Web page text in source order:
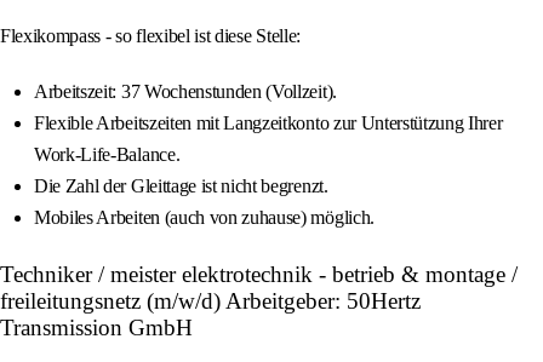
Flexikompass - so flexibel ist diese Stelle:
Arbeitszeit: 37 Wochenstunden (Vollzeit).
Flexible Arbeitszeiten mit Langzeitkonto zur Unterstützung Ihrer
Work-Life-Balance.
Die Zahl der Gleittage ist nicht begrenzt.
Mobiles Arbeiten (auch von zuhause) möglich.
Techniker / meister elektrotechnik - betrieb & montage /
freileitungsnetz (m/w/d) Arbeitgeber: 50Hertz
Transmission GmbH